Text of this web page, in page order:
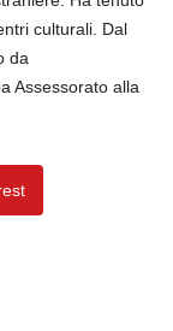
culturali. Dal
da
Assessorato alla